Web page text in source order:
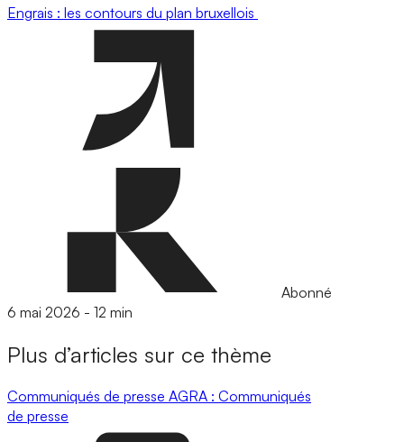
Engrais : les contours du plan bruxellois
Abonné
6 mai 2026 - 12 min
Plus d’articles sur ce thème
Communiqués de presse AGRA : Communiqués
de presse